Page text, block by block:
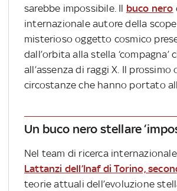
sarebbe impossibile. Il buco nero
internazionale autore della
misterioso oggetto cosmico
dall’orbita alla stella
all’assenza di raggi X. Il
circostanze che hanno portato
Un buco nero stellare
Nel team di ricerca
Lattanzi dell’Inaf di Torino,
teorie attuali dell’evoluzione